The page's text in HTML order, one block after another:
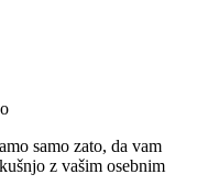
samo zato, da vam
z vašim osebnim